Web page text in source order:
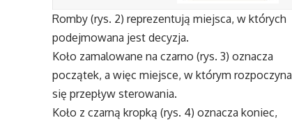
Romby (rys. 2) reprezentują miejsca, w których
podejmowana jest decyzja.
Koło zamalowane na czarno (rys. 3) oznacza
początek, a więc miejsce, w którym rozpoczyna
się przepływ sterowania.
Koło z czarną kropką (rys. 4) oznacza koniec,